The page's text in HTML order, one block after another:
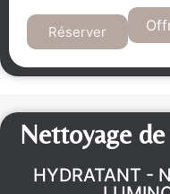
Réserver
Nettoyage
HYDRATANT -